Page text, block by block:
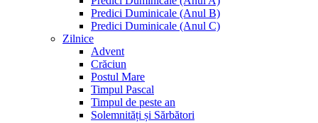
Predici Duminicale (Anul B)
Predici Duminicale (Anul C)
Zilnice
Advent
Crăciun
Postul Mare
Timpul Pascal
Timpul de peste an
Solemnități și Sărbători